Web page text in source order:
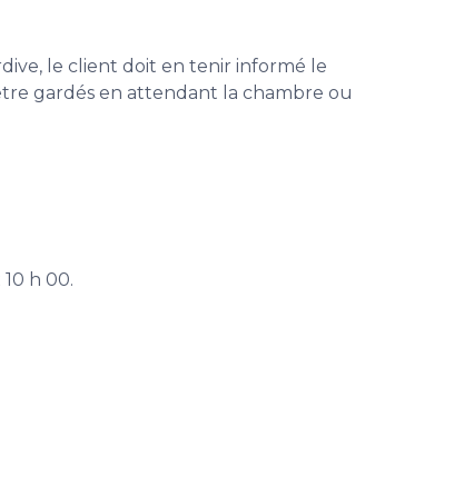
le client doit en tenir informé le
gardés en attendant la chambre ou
h 00.